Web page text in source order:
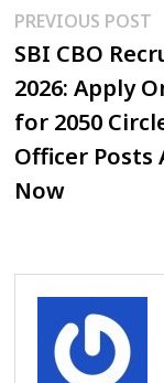
Post
navigation
PREVIOUS POST
SBI CBO
2026: Apply
for 2050
Officer Posts
Now